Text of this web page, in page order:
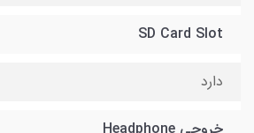
SD Card Slot
دارد